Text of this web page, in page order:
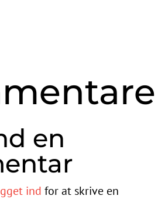
en
ind for at skrive en